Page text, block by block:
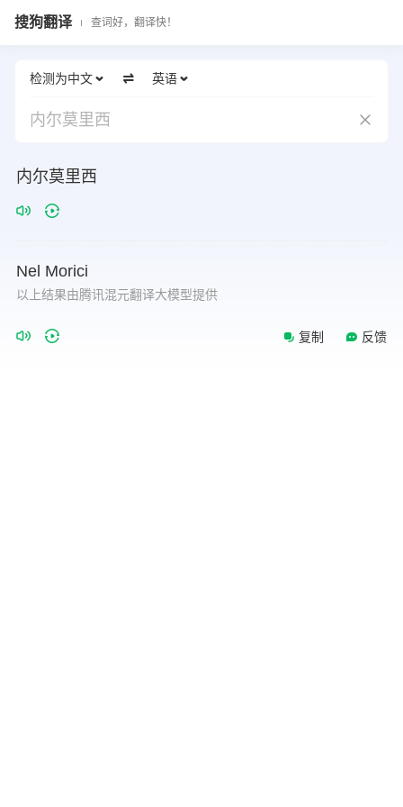
搜狗翻译 查词好，翻译快！
检测为中文 英语
内尔莫里西
内尔莫里西
Nel Morici
以上结果由腾讯混元翻译大模型提供
复制 反馈